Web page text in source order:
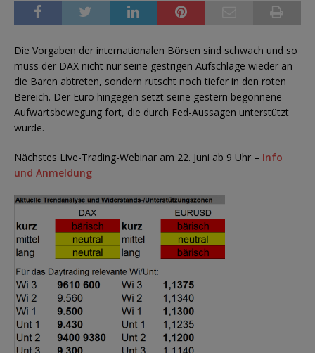
Die Vorgaben der internationalen Börsen sind schwach und so
muss der DAX nicht nur seine gestrigen Aufschläge wieder an
die Bären abtreten, sondern rutscht noch tiefer in den roten
Bereich. Der Euro hingegen setzt seine gestern begonnene
Aufwärtsbewegung fort, die durch Fed-Aussagen unterstützt
wurde.
Nächstes Live-Trading-Webinar am 22. Juni ab 9 Uhr – Info
und Anmeldung